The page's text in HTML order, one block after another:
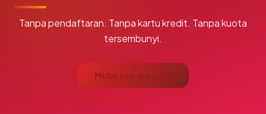
Tanpa pendaftaran. Tanpa kartu kredit. Tanpa kuota
tersembunyi.
Mulai cek gratis →